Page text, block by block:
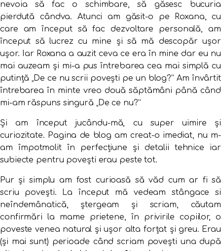
nevoia să fac o schimbare, să găsesc bucuria
pierdută cândva. Atunci am găsit-o pe Roxana, cu
care am început să fac dezvoltare personală, am
început să lucrez cu mine și să mă descopăr ușor
ușor. Iar Roxana a auzit ceva ce era în mine dar eu nu
mai auzeam și mi-a pus întrebarea cea mai simplă cu
putință „De ce nu scrii povești pe un blog?” Am învârtit
întrebarea în minte vreo două săptămâni până când
mi-am răspuns singură „De ce nu?”
Și am început jucându-mă, cu super uimire și
curiozitate. Pagina de blog am creat-o imediat, nu m-
am împotmolit în perfecțiune și detalii tehnice iar
subiecte pentru povești erau peste tot.
Pur și simplu am fost curioasă să văd cum ar fi să
scriu povești. La început mă vedeam stângace si
neîndemânatică, ștergeam și scriam, căutam
confirmări la mame prietene, în privirile copiilor, o
poveste venea natural și ușor alta forțat și greu. Erau
(și mai sunt) perioade când scriam povești una după